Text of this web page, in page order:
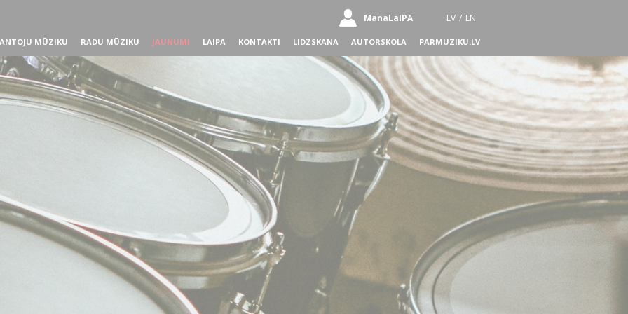
ManaLaIPA LV / EN
MŪZIKU RADU MŪZIKU JAUNUMI LAIPA KONTAKTI LIDZSKANA AUTORSKOLA PARMUZIKU.LV